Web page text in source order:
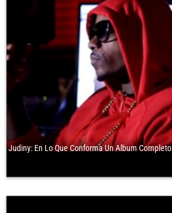
Judiny: En Lo Que Conforma Un Album Completo